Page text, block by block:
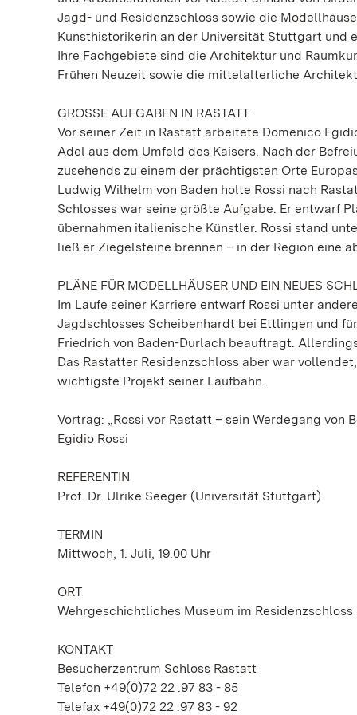
Jagd- und Residenzschloss sowie die
Kunsthistorikerin an der Universität Stuttgart und
Ihre Fachgebiete sind die Architektur und
Frühen Neuzeit sowie die mittelalterliche
GROSSE AUFGABEN IN RASTATT
Vor seiner Zeit in Rastatt arbeitete Domenico
Adel aus dem Umfeld des Kaisers. Nach der
zusehends zu einem der prächtigsten Orte
Ludwig Wilhelm von Baden holte Rossi nach
Schlosses war seine größte Aufgabe. Er entwarf
übernahmen italienische Künstler. Rossi stand
ließ er Ziegelsteine brennen – in der Region eine
PLÄNE FÜR MODELLHÄUSER UND EIN NEUES
Im Laufe seiner Karriere entwarf Rossi unter
Jagdschlosses Scheibenhardt bei Ettlingen und
Friedrich von Baden-Durlach beauftragt.
Das Rastatter Residenzschloss aber war
wichtigste Projekt seiner Laufbahn.
Vortrag: „Rossi vor Rastatt – sein Werdegang von
Egidio Rossi
REFERENTIN
Prof. Dr. Ulrike Seeger (Universität Stuttgart)
TERMIN
Mittwoch, 1. Juli, 19.00 Uhr
ORT
Wehrgeschichtliches Museum im
KONTAKT
Besucherzentrum Schloss Rastatt
Telefon +49(0)72 22 .97 83 - 85
Telefax +49(0)72 22 .97 83 - 92